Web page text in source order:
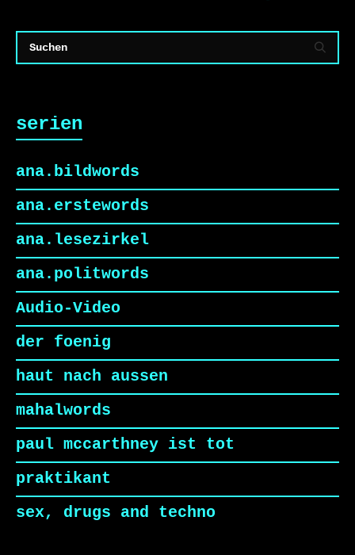
serien
ana.bildwords
ana.erstewords
ana.lesezirkel
ana.politwords
Audio-Video
der foenig
haut nach aussen
mahalwords
paul mccarthney ist tot
praktikant
sex, drugs and techno